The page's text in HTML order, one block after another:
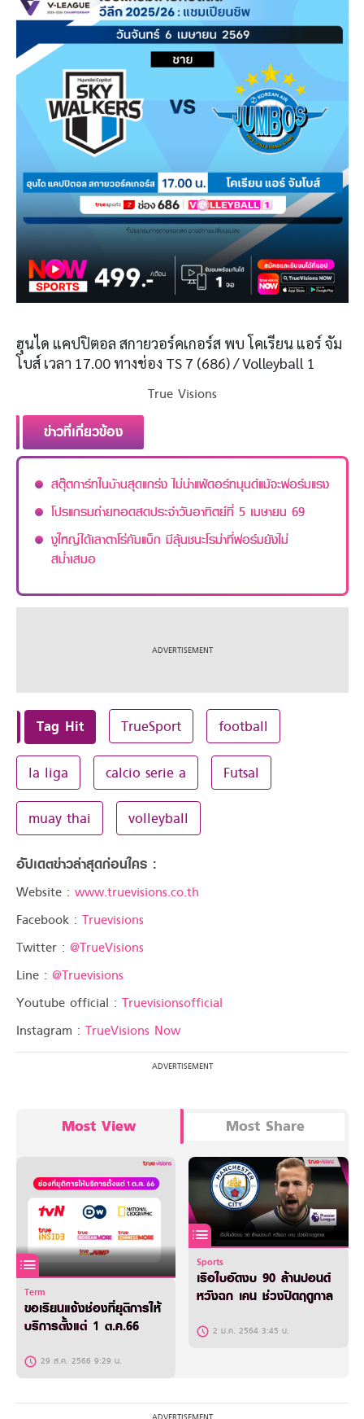
ฮุนได แคปปิตอล สกายวอร์คเกอร์ส พบ โคเรียน แอร์ จัม
โบส์ เวลา 17.00 ทางช่อง TS 7 (686) / Volleyball 1
True Visions
ข่าวที่เกี่ยวข้อง
สตุ๊ตการ์ทในบ้านสุดแกร่ง ไม่น่าแพ้ดอร์ทมุนด์แม้จะฟอร์มแรง
โปรแกรมถ่ายทอดสดประจำวันอาทิตย์ที่ 5 เมษายน 69
งูใหญ่ได้เลาตาโร่คัมแบ็ก มีลุ้นชนะโรม่าที่ฟอร์มยังไม่
สม่ำเสมอ
Tag Hit TrueSport football
la liga calcio serie a Futsal
muay thai volleyball
อัปเดตข่าวล่าสุดก่อนใคร :
Website : www.truevisions.co.th
Facebook : Truevisions
Twitter : @TrueVisions
Line : @Truevisions
Youtube official : Truevisionsofficial
Instagram : TrueVisions Now
Most View Most Share
Term
ขอเรียนแจ้งช่องที่ยุติการให้
บริการตั้งแต่ 1 ต.ค.66
29 ส.ค. 2566 9:29 น.
Sports
เรือใบอัดงบ 90 ล้านปอนด์
หวังฉก เคน ช่วงปิดฤดูกาล
2 ม.ค. 2564 3:45 น.